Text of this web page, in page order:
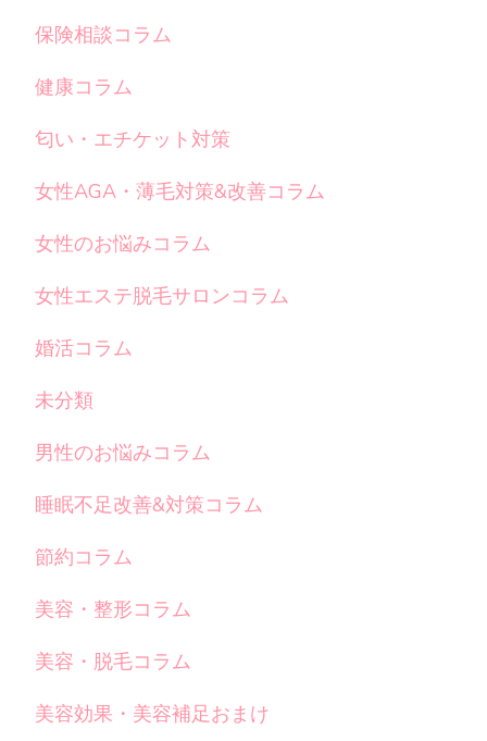
保険相談コラム
健康コラム
匂い・エチケット対策
女性AGA・薄毛対策&改善コラム
女性のお悩みコラム
女性エステ脱毛サロンコラム
婚活コラム
未分類
男性のお悩みコラム
睡眠不足改善&対策コラム
節約コラム
美容・整形コラム
美容・脱毛コラム
美容効果・美容補足おまけ